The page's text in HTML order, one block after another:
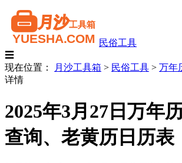
民俗工具
☰
现在位置：
月沙工具箱 > 民俗工具 > 万年
详情
2025年3月27日万年
查询、老黄历日历表